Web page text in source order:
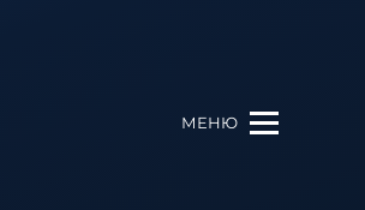
МЕНЮ